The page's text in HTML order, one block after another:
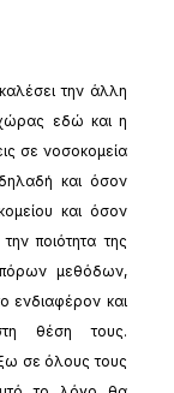
την άλλη
εδώ και η
σε νοσοκομεία
και όσον
και όσον
ποιότητα της
μεθόδων,
ενδιαφέρον και
θέση τους.
σε όλους τους